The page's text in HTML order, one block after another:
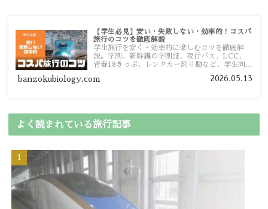
【学生必見】安い・失敗しない・効率的！コスパ
旅行のコツを徹底解説
学生旅行を安く・効率的に楽しむコツを徹底解
説。学割、新幹線の学割証、夜行バス、LCC、
青春18きっぷ、レンタカー割り勘など、学生向け
banzokubiology.com 2026.05.13
よく読まれている旅行記事